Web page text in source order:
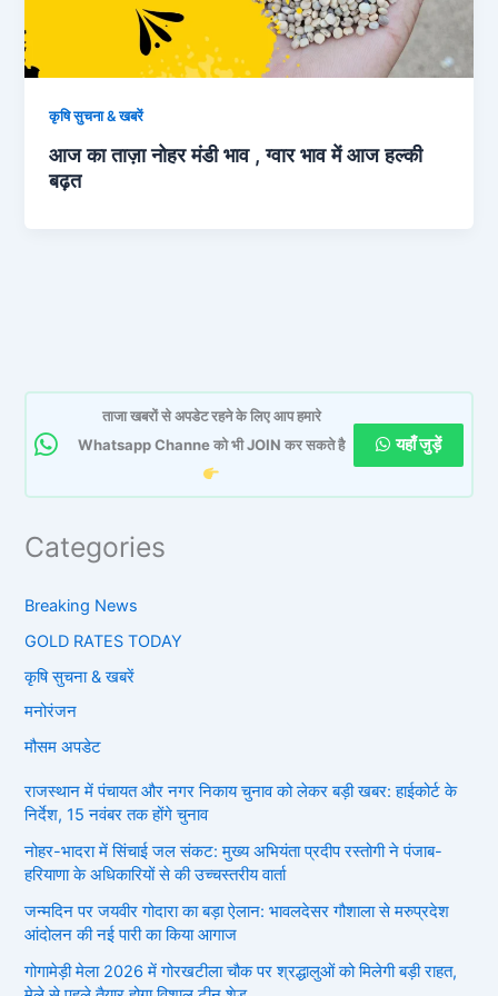
कृषि सुचना & खबरें
आज का ताज़ा नोहर मंडी भाव , ग्वार भाव में आज हल्की
बढ़त
ताजा खबरों से अपडेट रहने के लिए आप हमारे
Whatsapp Channe को भी JOIN कर सकते है
यहाँ जुड़ें
Categories
Breaking News
GOLD RATES TODAY
कृषि सुचना & खबरें
मनोरंजन
मौसम अपडेट
राजस्थान में पंचायत और नगर निकाय चुनाव को लेकर बड़ी खबर: हाईकोर्ट के
निर्देश, 15 नवंबर तक होंगे चुनाव
नोहर-भादरा में सिंचाई जल संकट: मुख्य अभियंता प्रदीप रस्तोगी ने पंजाब-
हरियाणा के अधिकारियों से की उच्चस्तरीय वार्ता
जन्मदिन पर जयवीर गोदारा का बड़ा ऐलान: भावलदेसर गौशाला से मरुप्रदेश
आंदोलन की नई पारी का किया आगाज
गोगामेड़ी मेला 2026 में गोरखटीला चौक पर श्रद्धालुओं को मिलेगी बड़ी राहत,